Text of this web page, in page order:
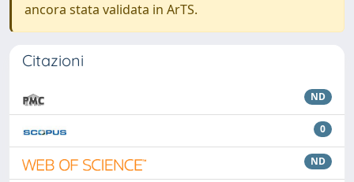
ancora stata validata in ArTS.
Citazioni
ND
0
ND